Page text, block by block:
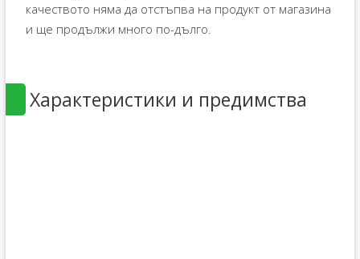
качеството няма да отстъпва на продукт от магазина
и ще продължи много по-дълго.
Характеристики и предимства